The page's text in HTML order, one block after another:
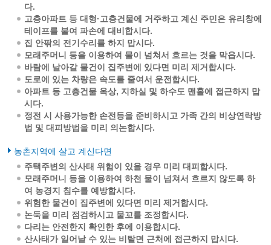
다.
고층아파트 등 대형·고층건물에 거주하고 계신 주민은 유리창에
테이프를 붙여 파손에 대비합시다.
집 안팎의 전기수리를 하지 맙시다.
모래주머니 등을 이용하여 물이 넘쳐서 흐르는 것을 막읍시다.
바람에 날아갈 물건이 집주변에 있다면 미리 제거합시다.
도로에 있는 차량은 속도를 줄여서 운전합시다.
아파트 등 고층건물 옥상, 지하실 및 하수도 맨홀에 접근하지 맙
시다.
정전 시 사용가능한 손전등을 준비하시고 가족 간의 비상연락방
법 및 대피방법을 미리 의논합시다.
농촌지역에 살고 계신다면
주택주변의 산사태 위험이 있을 경우 미리 대피합시다.
모래주머니 등을 이용하여 하천 물이 넘쳐서 흐르지 않도록 하
여 농경지 침수를 예방합시다.
위험한 물건이 집주변에 있다면 미리 제거합시다.
논둑을 미리 점검하시고 물꼬를 조정합시다.
다리는 안전한지 확인한 후에 이용합시다.
산사태가 일어날 수 있는 비탈면 근처에 접근하지 맙시다.